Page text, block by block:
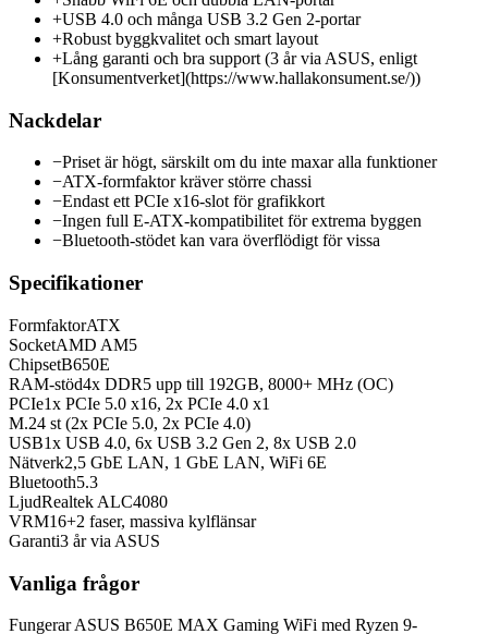
+USB 4.0 och många USB 3.2 Gen 2-portar
+Robust byggkvalitet och smart layout
+Lång garanti och bra support (3 år via ASUS, enligt
[Konsumentverket](https://www.hallakonsument.se/))
Nackdelar
−Priset är högt, särskilt om du inte maxar alla funktioner
−ATX-formfaktor kräver större chassi
−Endast ett PCIe x16-slot för grafikkort
−Ingen full E-ATX-kompatibilitet för extrema byggen
−Bluetooth-stödet kan vara överflödigt för vissa
Specifikationer
FormfaktorATX
SocketAMD AM5
ChipsetB650E
RAM-stöd4x DDR5 upp till 192GB, 8000+ MHz (OC)
PCIe1x PCIe 5.0 x16, 2x PCIe 4.0 x1
M.24 st (2x PCIe 5.0, 2x PCIe 4.0)
USB1x USB 4.0, 6x USB 3.2 Gen 2, 8x USB 2.0
Nätverk2,5 GbE LAN, 1 GbE LAN, WiFi 6E
Bluetooth5.3
LjudRealtek ALC4080
VRM16+2 faser, massiva kylflänsar
Garanti3 år via ASUS
Vanliga frågor
Fungerar ASUS B650E MAX Gaming WiFi med Ryzen 9-